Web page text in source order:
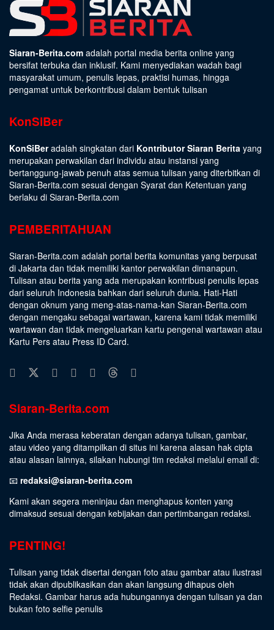
Siaran-Berita.com adalah portal media berita online yang
bersifat terbuka dan inklusif. Kami menyediakan wadah bagi
masyarakat umum, penulis lepas, praktisi humas, hingga
pengamat untuk berkontribusi dalam bentuk tulisan
KonSiBer
KonSiBeradalah singkatan dari Kontributor Siaran Berita yang
merupakan perwakilan dari individu atau instansi yang
bertanggung-jawab penuh atas semua tulisan yang diterbitkan di
Siaran-Berita.com sesuai dengan Syarat dan Ketentuan yang
berlaku di Siaran-Berita.com
PEMBERITAHUAN
Siaran-Berita.com adalah portal berita komunitas yang berpusat
di Jakarta dan tidak memiliki kantor perwakilan dimanapun.
Tulisan atau berita yang ada merupakan kontribusi penulis lepas
dari seluruh Indonesia bahkan dari seluruh dunia. Hati-Hati
dengan oknum yang meng-atas-nama-kan Siaran-Berita.com
dengan mengaku sebagai wartawan, karena kami tidak memiliki
wartawan dan tidak mengeluarkan kartu pengenal wartawan atau
Kartu Pers atau Press ID Card.
Siaran-Berita.com
Jika Anda merasa keberatan dengan adanya tulisan, gambar,
atau video yang ditampilkan di situs ini karena alasan hak cipta
atau alasan lainnya, silakan hubungi tim redaksi melalui email di:
📧 redaksi@siaran-berita.com
Kami akan segera meninjau dan menghapus konten yang
dimaksud sesuai dengan kebijakan dan pertimbangan redaksi.
PENTING!
Tulisan yang tidak disertai dengan foto atau gambar atau ilustrasi
tidak akan dipublikasikan dan akan langsung dihapus oleh
Redaksi. Gambar harus ada hubungannya dengan tulisan ya dan
bukan foto selfie penulis